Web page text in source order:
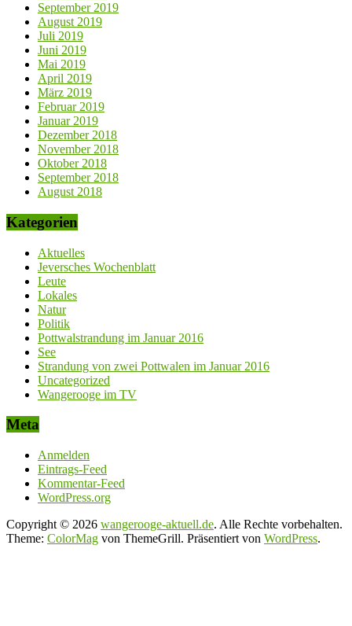
September 2019
August 2019
Juli 2019
Juni 2019
Mai 2019
April 2019
März 2019
Februar 2019
Januar 2019
Dezember 2018
November 2018
Oktober 2018
September 2018
August 2018
Kategorien
Aktuelles
Jeversches Wochenblatt
Leute
Lokales
Natur
Politik
Pottwalstrandung im Januar 2016
See
Strandung von zwei Pottwalen im Januar 2016
Uncategorized
Wangerooge im TV
Meta
Anmelden
Eintrags-Feed
Kommentar-Feed
WordPress.org
Copyright © 2026 wangerooge-aktuell.de. Alle Rechte vorbehalten.
Theme: ColorMag von ThemeGrill. Präsentiert von WordPress.